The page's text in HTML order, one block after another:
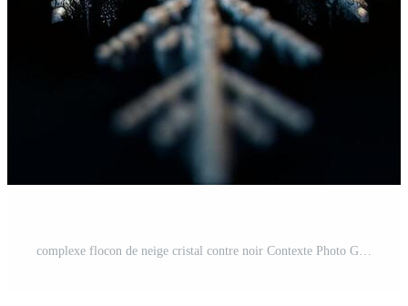
complexe flocon de neige cristal contre noir Contexte Photo Gratuite